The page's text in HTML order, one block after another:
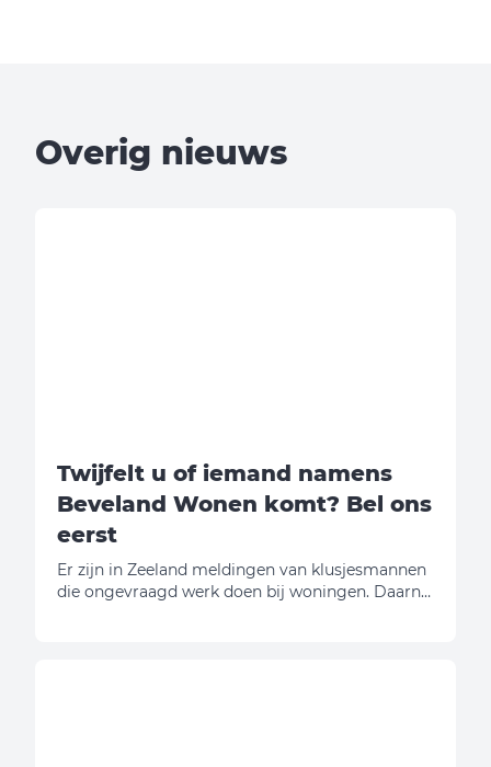
Overig nieuws
Twijfelt u of iemand namens
Beveland Wonen komt? Bel ons
eerst
Er zijn in Zeeland meldingen van klusjesmannen
die ongevraagd werk doen bij woningen. Daarna